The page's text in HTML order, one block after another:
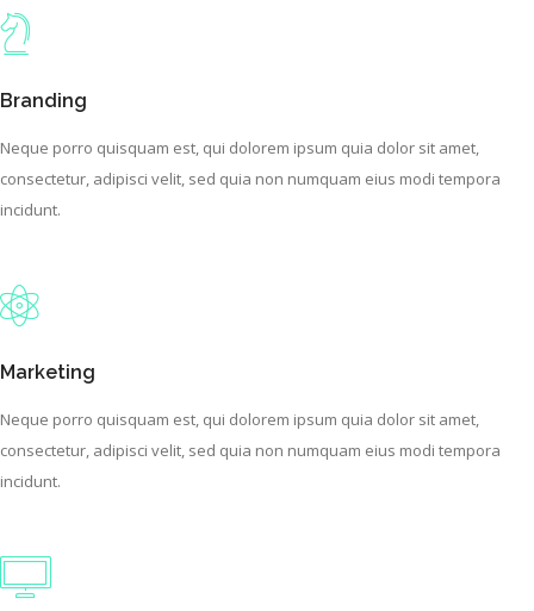
Branding
Neque porro quisquam est, qui dolorem ipsum quia dolor sit amet,
consectetur, adipisci velit, sed quia non numquam eius modi tempora
incidunt.
Marketing
Neque porro quisquam est, qui dolorem ipsum quia dolor sit amet,
consectetur, adipisci velit, sed quia non numquam eius modi tempora
incidunt.